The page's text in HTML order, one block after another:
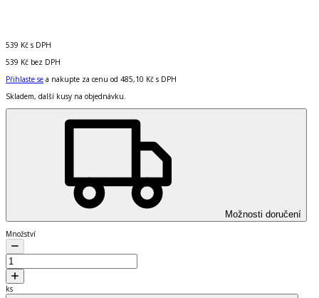
539 Kč s DPH
539 Kč bez DPH
Přihlaste se a nakupte za cenu od 485,10 Kč s DPH
Skladem, další kusy na objednávku.
Možnosti doručení
Množství
ks